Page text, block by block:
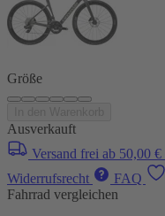
Größe
Ausverkauft
Versand frei ab 50,00 €
Widerrufsrecht
FAQ
Fahrrad vergleichen